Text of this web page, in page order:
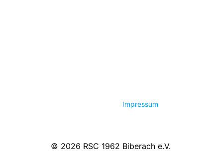
Impressum
© 2026 RSC 1962 Biberach e.V.